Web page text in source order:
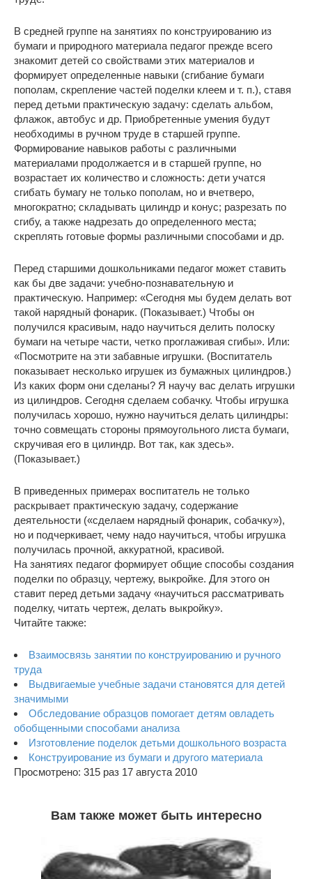
В средней группе на занятиях по конструированию из
бумаги и природного материала педагог прежде всего
знакомит детей со свойствами этих материалов и
формирует определенные навыки (сгибание бумаги
пополам, скрепление частей поделки клеем и т. п.), ставя
перед детьми практическую задачу: сделать альбом,
флажок, автобус и др. Приобретенные умения будут
необходимы в ручном труде в старшей группе.
Формирование навыков работы с различными
материалами продолжается и в старшей группе, но
возрастает их количество и сложность: дети учатся
сгибать бумагу не только пополам, но и вчетверо,
многократно; складывать цилиндр и конус; разрезать по
сгибу, а также надрезать до определенного места;
скреплять готовые формы различными способами и др.
Перед старшими дошкольниками педагог может ставить
как бы две задачи: учебно-познавательную и
практическую. Например: «Сегодня мы будем делать вот
такой нарядный фонарик. (Показывает.) Чтобы он
получился красивым, надо научиться делить полоску
бумаги на четыре части, четко проглаживая сгибы». Или:
«Посмотрите на эти забавные игрушки. (Воспитатель
показывает несколько игрушек из бумажных цилиндров.)
Из каких форм они сделаны? Я научу вас делать игрушки
из цилиндров. Сегодня сделаем собачку. Чтобы игрушка
получилась хорошо, нужно научиться делать цилиндры:
точно совмещать стороны прямоугольного листа бумаги,
скручивая его в цилиндр. Вот так, как здесь».
(Показывает.)
В приведенных примерах воспитатель не только
раскрывает практическую задачу, содержание
деятельности («сделаем нарядный фонарик, собачку»),
но и подчеркивает, чему надо научиться, чтобы игрушка
получилась прочной, аккуратной, красивой.
На занятиях педагог формирует общие способы создания
поделки по образцу, чертежу, выкройке. Для этого он
ставит перед детьми задачу «научиться рассматривать
поделку, читать чертеж, делать выкройку».
Читайте также:
Взаимосвязь занятии по конструированию и ручного
труда
Выдвигаемые учебные задачи становятся для детей
значимыми
Обследование образцов помогает детям овладеть
обобщенными способами анализа
Изготовление поделок детьми дошкольного возраста
Конструирование из бумаги и другого материала
Просмотрено: 315 раз 17 августа 2010
Вам также может быть интересно